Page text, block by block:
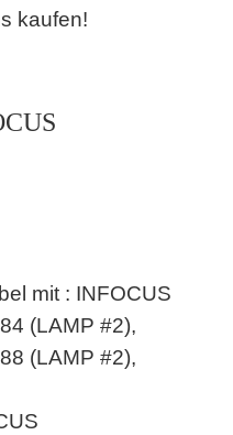
kaufen!
mit : INFOCUS
(LAMP #2),
(LAMP #2),